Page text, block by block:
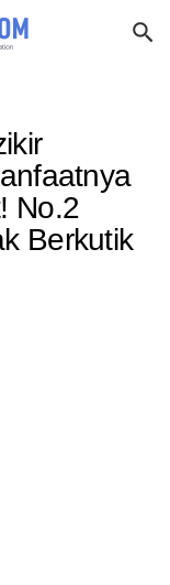
No.2
Berkutik